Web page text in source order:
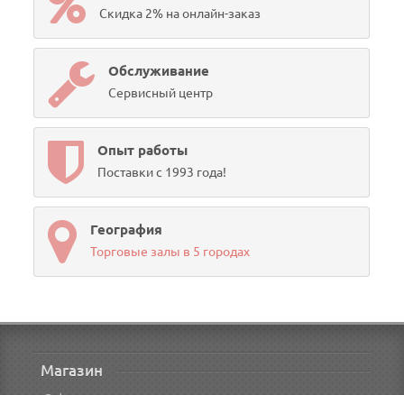
Скидка 2% на онлайн-заказ
Обслуживание
Сервисный центр
Опыт работы
Поставки с 1993 года!
География
Торговые залы в 5 городах
Магазин